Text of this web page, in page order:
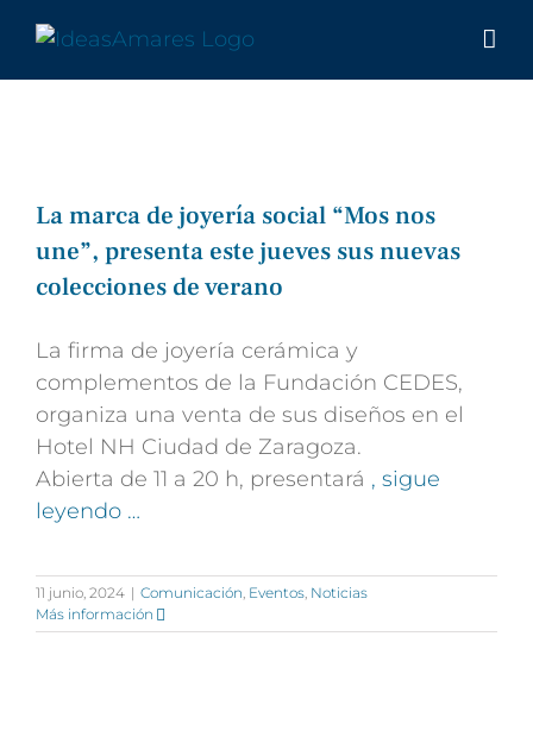
contenido
La marca de joyería social “Mos nos
une”, presenta este jueves sus nuevas
colecciones de verano
La firma de joyería cerámica y
complementos de la Fundación CEDES,
organiza una venta de sus diseños en el
Hotel NH Ciudad de Zaragoza.
Abierta de 11 a 20 h, presentará , sigue
leyendo …
11 junio, 2024 | Comunicación, Eventos, Noticias
Más información